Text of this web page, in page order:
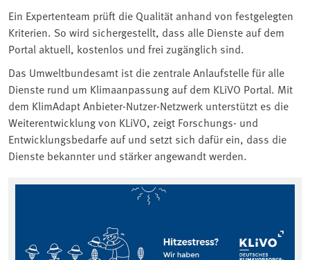
Ein Expertenteam prüft die Qualität anhand von festgelegten
Kriterien. So wird sichergestellt, dass alle Dienste auf dem
Portal aktuell, kostenlos und frei zugänglich sind.
Das Umweltbundesamt ist die zentrale Anlaufstelle für alle
Dienste rund um Klimaanpassung auf dem KLiVO Portal. Mit
dem KlimAdapt Anbieter-Nutzer-Netzwerk unterstützt es die
Weiterentwicklung von KLiVO, zeigt Forschungs- und
Entwicklungsbedarfe auf und setzt sich dafür ein, dass die
Dienste bekannter und stärker angewandt werden.